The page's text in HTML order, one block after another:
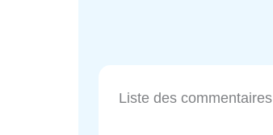
Liste des commentaires